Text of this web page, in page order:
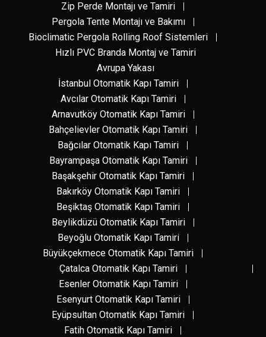
Zip Perde Montajı ve Tamiri
Pergola Tente Montajı ve Bakımı
Bioclimatic Pergola Rolling Roof Sistemleri
Hızlı PVC Branda Montaj ve Tamiri
Avrupa Yakası
İstanbul Otomatik Kapı Tamiri
Avcılar Otomatik Kapı Tamiri
Arnavutköy Otomatik Kapı Tamiri
Bahçelievler Otomatik Kapı Tamiri
Bağcılar Otomatik Kapı Tamiri
Bayrampaşa Otomatik Kapı Tamiri
Başakşehir Otomatik Kapı Tamiri
Bakırköy Otomatik Kapı Tamiri
Beşiktaş Otomatik Kapı Tamiri
Beylikdüzü Otomatik Kapı Tamiri
Beyoğlu Otomatik Kapı Tamiri
Büyükçekmece Otomatik Kapı Tamiri
Çatalca Otomatik Kapı Tamiri
Esenler Otomatik Kapı Tamiri
Esenyurt Otomatik Kapı Tamiri
Eyüpsultan Otomatik Kapı Tamiri
Fatih Otomatik Kapı Tamiri